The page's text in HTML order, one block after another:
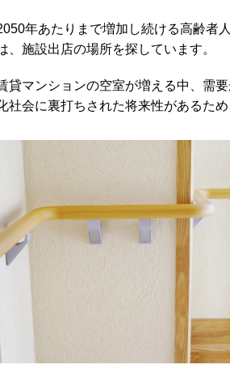
年あたりまで増加し続ける高齢者
、施設出店の場所を探しています。
貸マンションの空室が増える中、需
社会に裏打ちされた将来性があるた